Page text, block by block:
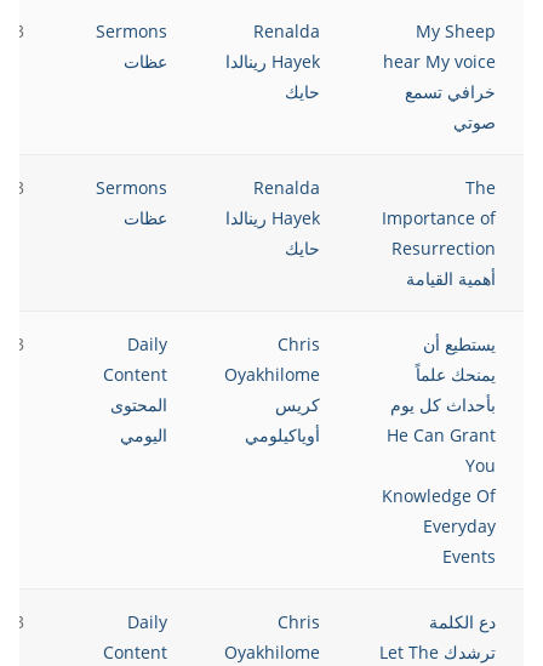
My Sheep
hear My voice
خرافي تسمع
صوتي
Renalda
Hayek رينالدا
حايك
Sermons
عظات
The
Importance of
Resurrection
أهمية القيامة
Renalda
Hayek رينالدا
حايك
Sermons
عظات
يستطيع أن
يمنحك علماً
بأحداث كل يوم
He Can Grant
You
Knowledge Of
Everyday
Events
Chris
Oyakhilome
كريس
أوياكيلومي
Daily
Content
المحتوى
اليومي
دع الكلمة
ترشدك Let The
Chris
Oyakhilome
Daily
Content